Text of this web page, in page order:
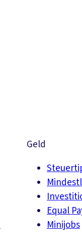
Geld
Equal
Minijobs